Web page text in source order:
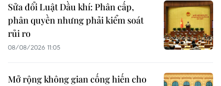
Sửa đổi Luật Dầu khí: Phân cấp,
phân quyền nhưng phải kiểm soát
rủi ro
08/08/2026 11:05
Mở rộng không gian cống hiến cho